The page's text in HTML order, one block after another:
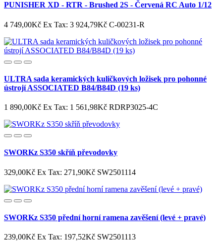
PUNISHER XD - RTR - Brushed 2S - Červená RC Auto 1/12
4 749,00Kč Ex Tax: 3 924,79Kč C-00231-R
ULTRA sada keramických kuličkových ložisek pro pohonné
ústrojí ASSOCIATED B84/B84D (19 ks)
1 890,00Kč Ex Tax: 1 561,98Kč RDRP3025-4C
SWORKz S350 skříň převodovky
329,00Kč Ex Tax: 271,90Kč SW2501114
SWORKz S350 přední horní ramena zavěšení (levé + pravé)
239,00Kč Ex Tax: 197,52Kč SW2501113